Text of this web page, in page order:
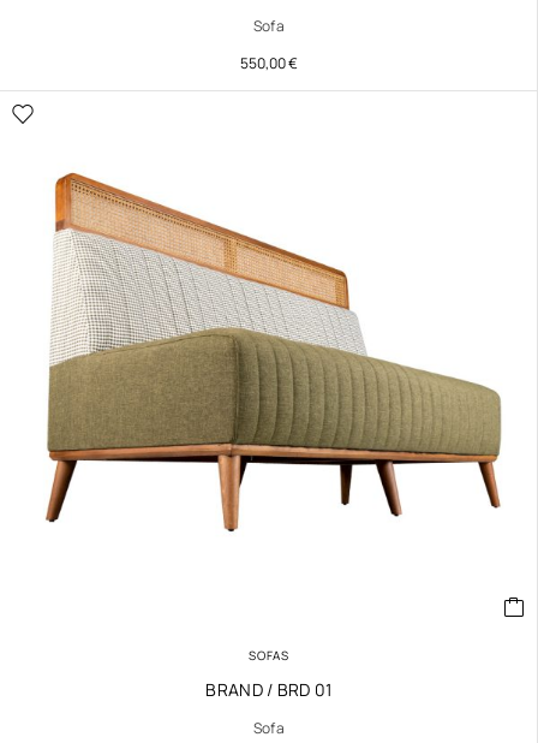
Sofa
550,00€
SOFAS
BRAND / BRD 01
Sofa